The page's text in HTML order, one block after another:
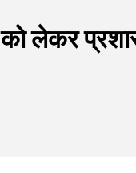
लेकर